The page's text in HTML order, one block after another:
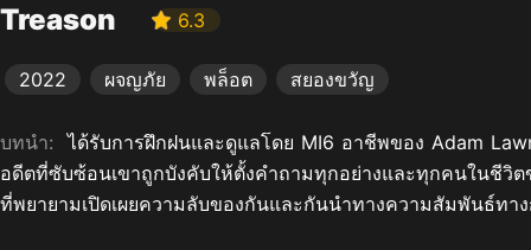
Treason 6.3
2022 ผจญภัย พล็อต สยองขวัญ
บทนำ:ได้รับการฝึกฝนและดูแลโดย MI6 อาชีพของ Adam
อดีตที่ซับซ้อนเขาถูกบังคับให้ตั้งคำถามทุกอย่างและทุกคนในชีวิ
ที่พยายามเปิดเผยความลับของกันและกันนำทางความสัมพันธ์ท